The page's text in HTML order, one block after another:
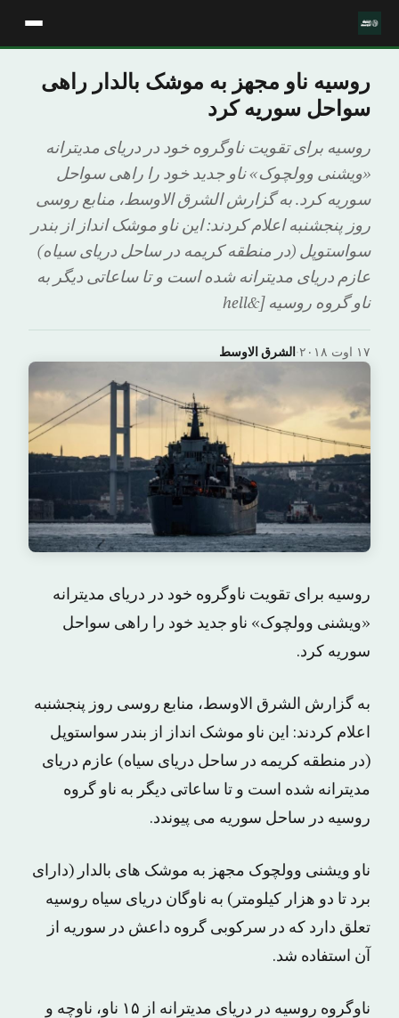
روسیه ناو مجهز به موشک بالدار راهی
سواحل سوریه کرد
روسیه برای تقویت ناوگروه خود در دریای مدیترانه
«ویشنی وولچوک» ناو جدید خود را راهی سواحل
سوریه کرد. به گزارش الشرق الاوسط، منابع روسی
روز پنجشنبه اعلام کردند: این ناو موشک انداز از بندر
سواستوپل (در منطقه کریمه در ساحل دریای سیاه)
عازم دریای مدیترانه شده است و تا ساعاتی دیگر به
ناو گروه روسیه [&hell
الشرق الاوسط· ۱۷ اوت ۲۰۱۸
روسیه برای تقویت ناوگروه خود در دریای مدیترانه
«ویشنی وولچوک» ناو جدید خود را راهی سواحل
سوریه کرد.
به گزارش الشرق الاوسط، منابع روسی روز پنجشنبه
اعلام کردند: این ناو موشک انداز از بندر سواستوپل
(در منطقه کریمه در ساحل دریای سیاه) عازم دریای
مدیترانه شده است و تا ساعاتی دیگر به ناو گروه
روسیه در ساحل سوریه می پیوندد.
ناو ویشنی وولچوک مجهز به موشک های بالدار (دارای
برد تا دو هزار کیلومتر) به ناوگان دریای سیاه روسیه
تعلق دارد که در سرکوبی گروه داعش در سوریه از
آن استفاده شد.
ناوگروه روسیه در دریای مدیترانه از ۱۵ ناو، ناوچه و